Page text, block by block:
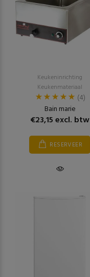
Keukeninrichting
Keukenmateriaal
(4)
Bain marie
€23,15 excl. btw
RESERVEER